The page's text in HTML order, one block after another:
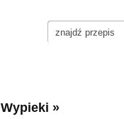
Wypieki »